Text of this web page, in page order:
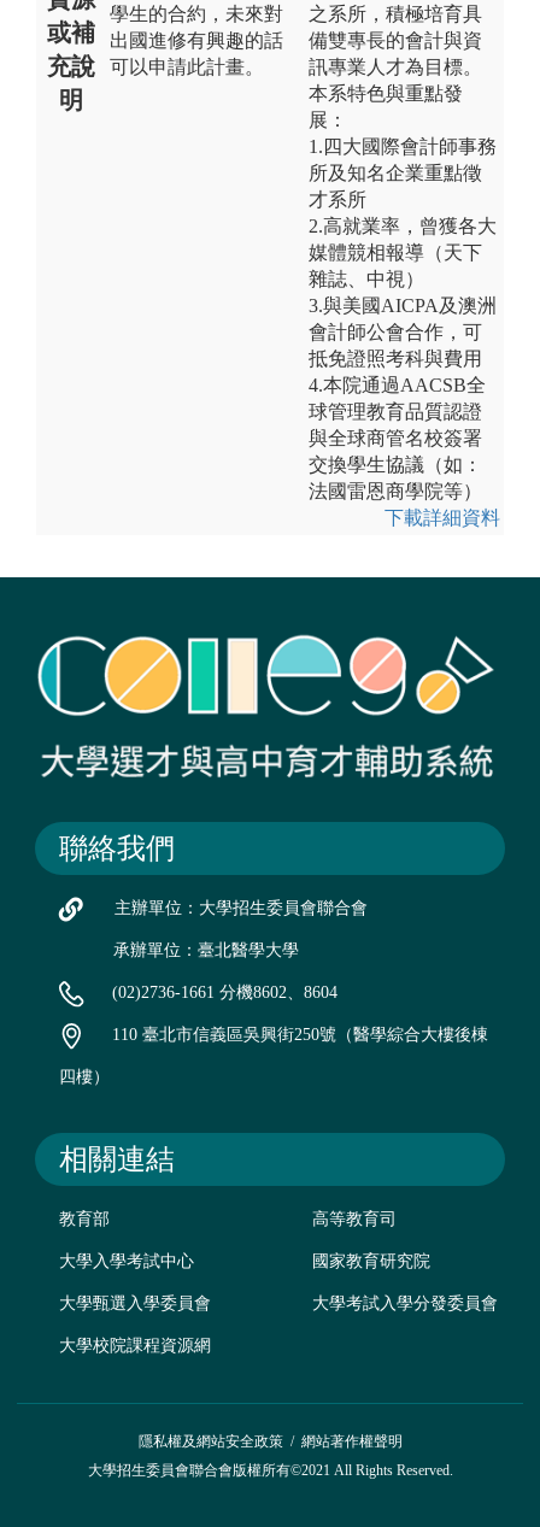
或補
充說
明
學生的合約，未來對
出國進修有興趣的話
可以申請此計畫。
之系所，積極培育具
備雙專長的會計與資
訊專業人才為目標。
本系特色與重點發
展：
1.四大國際會計師事務
所及知名企業重點徵
才系所
2.高就業率，曾獲各大
媒體競相報導（天下
雜誌、中視）
3.與美國AICPA及澳洲
會計師公會合作，可
抵免證照考科與費用
4.本院通過AACSB全
球管理教育品質認證
與全球商管名校簽署
交換學生協議（如：
法國雷恩商學院等）
下載詳細資料
聯絡我們
主辦單位：大學招生委員會聯合會
承辦單位：臺北醫學大學
(02)2736-1661 分機8602、8604
110 臺北市信義區吳興街250號（醫學綜合大樓後棟
四樓）
相關連結
教育部 高等教育司
大學入學考試中心 國家教育研究院
大學甄選入學委員會 大學考試入學分發委員會
大學校院課程資源網
隱私權及網站安全政策/ 網站著作權聲明
大學招生委員會聯合會版權所有©2021 All Rights Reserved.